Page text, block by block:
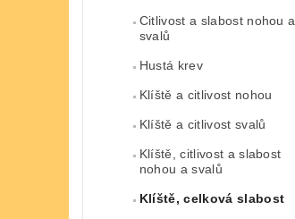
Citlivost a slabost nohou a
svalů
Hustá krev
Klíště a citlivost nohou
Klíště a citlivost svalů
Klíště, citlivost a slabost
nohou a svalů
Klíště, celková slabost